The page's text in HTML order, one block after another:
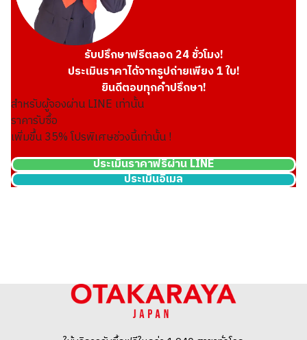
รับปรึกษาฟรีตลอด 24 ชั่วโมง!
ประเมินราคาได้จากรูปถ่ายเพียง 1 ใบ!
ยินดีตอบทุกคำปรึกษา!
สำหรับผู้จองผ่าน LINE เท่านั้น
ราคารับซื้อ
เพิ่มขึ้น35% โปรพิเศษช่วงนี้เท่านั้น !
ประเมินราคาฟรีผ่าน LINE
ประเมินอีเมล